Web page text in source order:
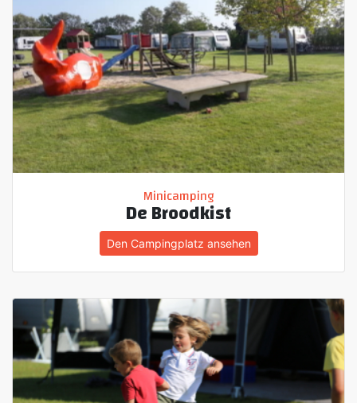
Minicamping
De Broodkist
Den Campingplatz ansehen